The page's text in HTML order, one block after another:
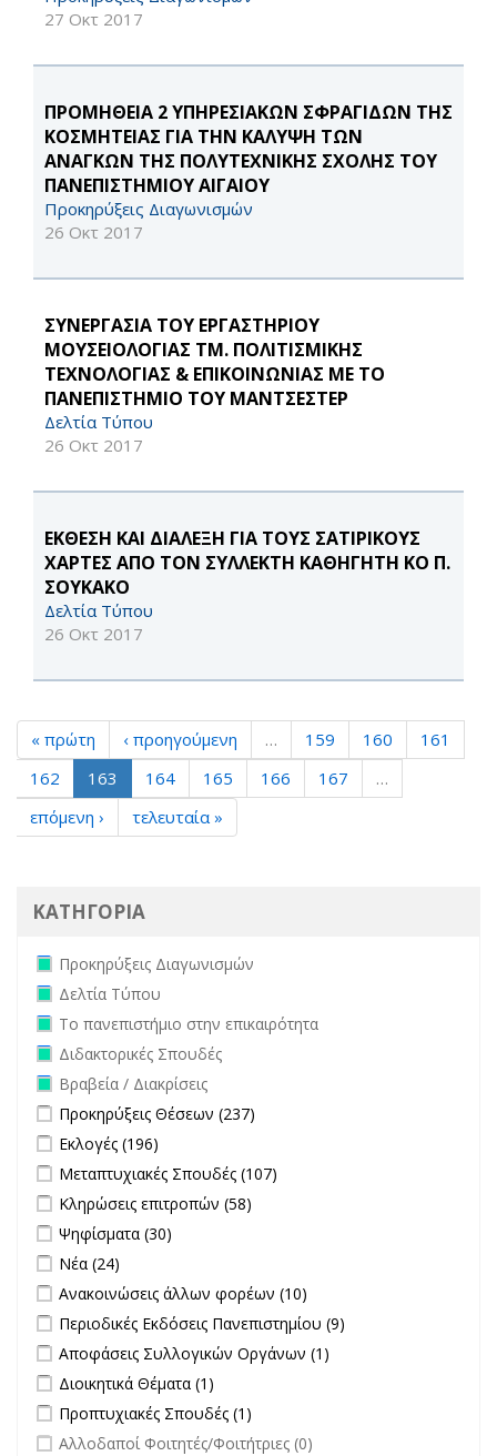
27 Οκτ 2017
ΠΡΟΜΗΘΕΙΑ 2 ΥΠΗΡΕΣΙΑΚΩΝ ΣΦΡΑΓΙΔΩΝ ΤΗΣ
ΚΟΣΜΗΤΕΙΑΣ ΓΙΑ ΤΗΝ ΚΑΛΥΨΗ ΤΩΝ
ΑΝΑΓΚΩΝ ΤΗΣ ΠΟΛΥΤΕΧΝΙΚΗΣ ΣΧΟΛΗΣ ΤΟΥ
ΠΑΝΕΠΙΣΤΗΜΙΟΥ ΑΙΓΑΙΟΥ
Προκηρύξεις Διαγωνισμών
26 Οκτ 2017
ΣΥΝΕΡΓΑΣΙΑ ΤΟΥ ΕΡΓΑΣΤΗΡΙΟΥ
ΜΟΥΣΕΙΟΛΟΓΙΑΣ ΤΜ. ΠΟΛΙΤΙΣΜΙΚΗΣ
ΤΕΧΝΟΛΟΓΙΑΣ & ΕΠΙΚΟΙΝΩΝΙΑΣ ΜΕ ΤΟ
ΠΑΝΕΠΙΣΤΗΜΙΟ ΤΟΥ ΜΑΝΤΣΕΣΤΕΡ
Δελτία Τύπου
26 Οκτ 2017
ΕΚΘΕΣΗ ΚΑΙ ΔΙΑΛΕΞΗ ΓΙΑ ΤΟΥΣ ΣΑΤΙΡΙΚΟΥΣ
ΧΑΡΤΕΣ ΑΠΟ ΤΟΝ ΣΥΛΛΕΚΤΗ ΚΑΘΗΓΗΤΗ ΚΟ Π.
ΣΟΥΚΑΚΟ
Δελτία Τύπου
26 Οκτ 2017
« πρώτη ‹ προηγούμενη … 159 160
161
162
163 164 165 166 167
…
επόμενη ›
τελευταία »
ΚΑΤΗΓΟΡΙΑ
Remove Προκηρύξεις Διαγωνισμών filter
Προκηρύξεις Διαγωνισμών
Remove Δελτία Τύπου filter
Δελτία Τύπου
Remove Το πανεπιστήμιο στην επικαιρότητα filter
Το πανεπιστήμιο στην επικαιρότητα
Remove Διδακτορικές Σπουδές filter
Διδακτορικές Σπουδές
Remove Βραβεία / Διακρίσεις filter
Βραβεία / Διακρίσεις
Apply Προκηρύξεις Θέσεων filter
Προκηρύξεις Θέσεων (237)
Apply Εκλογές filter
Εκλογές (196)
Apply Μεταπτυχιακές Σπουδές filter
Μεταπτυχιακές Σπουδές (107)
Apply Κληρώσεις επιτροπών filter
Κληρώσεις επιτροπών (58)
Apply Ψηφίσματα filter
Ψηφίσματα (30)
Apply Νέα filter
Νέα (24)
Apply Ανακοινώσεις άλλων φορέων filter
Ανακοινώσεις άλλων φορέων (10)
Apply Περιοδικές Εκδόσεις Πανεπιστημίου filter
Περιοδικές Εκδόσεις Πανεπιστημίου (9)
Apply Αποφάσεις Συλλογικών Οργάνων filter
Αποφάσεις Συλλογικών Οργάνων (1)
Apply Διοικητικά Θέματα filter
Διοικητικά Θέματα (1)
Apply Προπτυχιακές Σπουδές filter
Προπτυχιακές Σπουδές (1)
undefined
Αλλοδαποί Φοιτητές/Φοιτήτριες (0)